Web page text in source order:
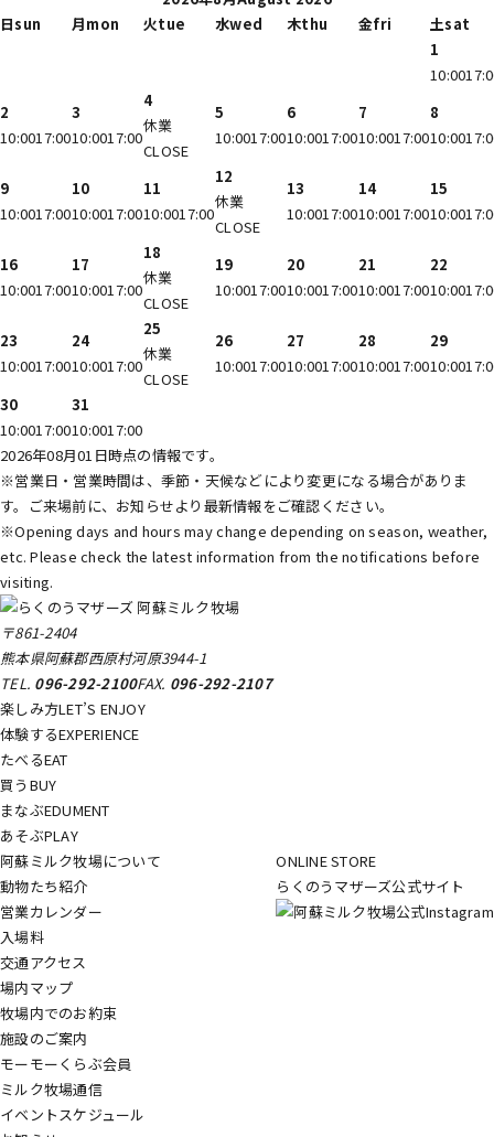
日sun 月mon 火tue 水wed 木thu 金fri 土sat
1
10:00
2
10:0017:00
3
10:0017:00
4
休業
CLOSE
5
10:0017:00
6
10:0017:00
7
10:0017:00
8
10:00
9
10:0017:00
10
10:0017:00
11
10:0017:00
12
休業
CLOSE
13
10:0017:00
14
10:0017:00
15
10:00
16
10:0017:00
17
10:0017:00
18
休業
CLOSE
19
10:0017:00
20
10:0017:00
21
10:0017:00
22
10:00
23
10:0017:00
24
10:0017:00
25
休業
CLOSE
26
10:0017:00
27
10:0017:00
28
10:0017:00
29
10:00
30
10:0017:00
31
10:0017:00
2026年08月01日時点の情報です。
※営業日・営業時間は、季節・天候などにより変更になる場合がありま
す。ご来場前に、 お知らせより最新情報をご確認ください。
※Opening days and hours may change depending on season, weather,
etc. Please check the latest information from the notifications before
visiting.
〒861-2404
熊本県阿蘇郡西原村河原3944-1
TEL. 096-292-2100FAX. 096-292-2107
楽しみ方LET’S ENJOY
体験するEXPERIENCE
たべるEAT
買う BUY
まなぶEDUMENT
あそぶPLAY
阿蘇ミルク牧場について
動物たち紹介
営業カレンダー
入場料
交通アクセス
場内マップ
牧場内でのお約束
施設のご案内
モーモーくらぶ会員
ミルク牧場通信
イベントスケジュール
ONLINE STORE
らくのうマザーズ公式サイト